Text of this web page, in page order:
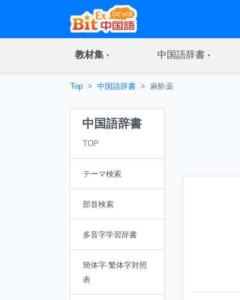
教材集(current) 中国語辞書(current)
Top 中国語辞書 麻酔薬
中国語辞書
TOP
テーマ検索
部首検索
多音字学習辞書
簡体字·繁体字対照
表